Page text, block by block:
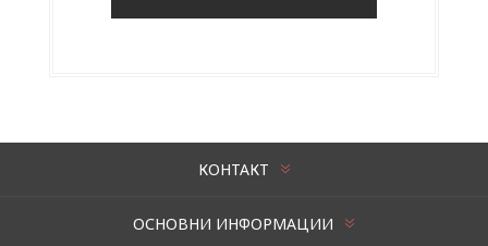
КОНТАКТ
ОСНОВНИ ИНФОРМАЦИИ